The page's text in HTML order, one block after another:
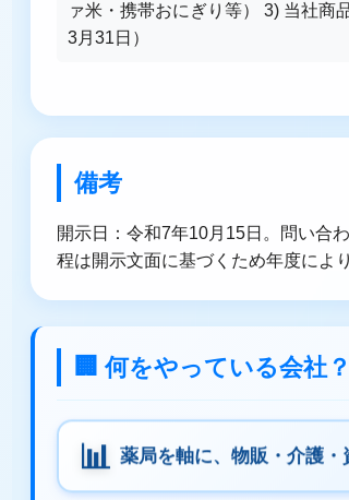
ァ米・携帯おにぎり等） 3) 当社商
3月31日）
備考
開示日：令和7年10月15日。問い合
程は開示文面に基づくため年度によ
🏢 何をやっている会社？
薬局を軸に、物販・介護